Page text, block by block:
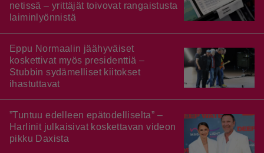
netissä – yrittäjät toivovat rangaistusta
laiminlyönnistä
Eppu Normaalin jäähyväiset
koskettivat myös presidenttiä –
Stubbin sydämelliset kiitokset
ihastuttavat
”Tuntuu edelleen epätodelliselta” –
Harlinit julkaisivat koskettavan videon
pikku Daxista